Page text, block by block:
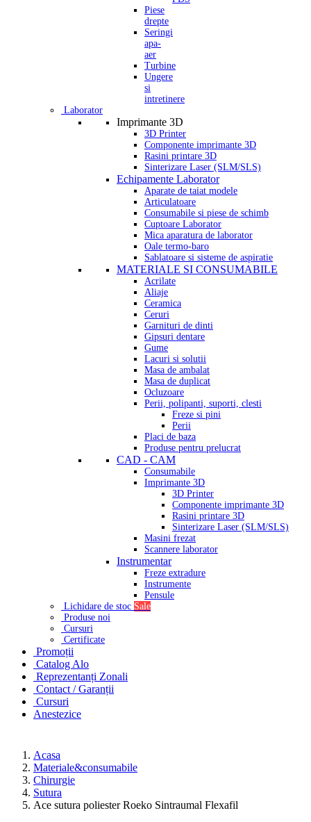
Piese
drepte
Seringi
apa-
aer
Turbine
Ungere
si
intretinere
Laborator
Imprimante 3D
3D Printer
Componente imprimante 3D
Rasini printare 3D
Sinterizare Laser (SLM/SLS)
Echipamente Laborator
Aparate de taiat modele
Articulatoare
Consumabile si piese de schimb
Cuptoare Laborator
Mica aparatura de laborator
Oale termo-baro
Sablatoare si sisteme de aspiratie
MATERIALE SI CONSUMABILE
Acrilate
Aliaje
Ceramica
Ceruri
Garnituri de dinti
Gipsuri dentare
Gume
Lacuri si solutii
Masa de ambalat
Masa de duplicat
Ocluzoare
Perii, polipanti, suporti, clesti
Freze si pini
Perii
Placi de baza
Produse pentru prelucrat
CAD - CAM
Consumabile
Imprimante 3D
3D Printer
Componente imprimante 3D
Rasini printare 3D
Sinterizare Laser (SLM/SLS)
Masini frezat
Scannere laborator
Instrumentar
Freze extradure
Instrumente
Pensule
Lichidare de stoc Sale
Produse noi
Cursuri
Certificate
Promoții
Catalog Alo
Reprezentanți Zonali
Contact / Garanții
Cursuri
Anestezice
Acasa
Materiale&consumabile
Chirurgie
Sutura
Ace sutura poliester Roeko Sintraumal Flexafil